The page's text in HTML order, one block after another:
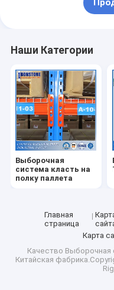
Наши Категории
Выборочная
система класть на
полку паллета
Главная
страница
Карта
Качество Выборочная
Китайская